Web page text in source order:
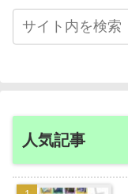
人気記事